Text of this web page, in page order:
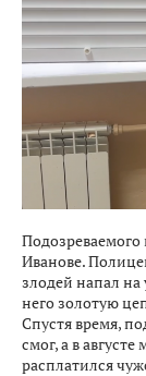
Иванове.
злодей напал на
него золотую
Спустя время,
смог, а в
расплатился